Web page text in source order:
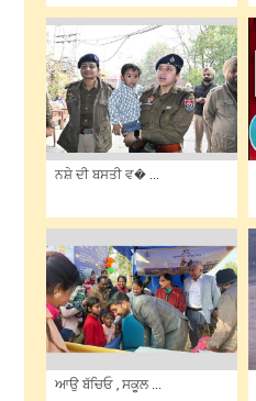
ਨਸ਼ੇ ਦੀ ਬਸਤੀ ਵ� ...
ਆਉ ਬੱਚਿਓ , ਸਕੂਲ ...